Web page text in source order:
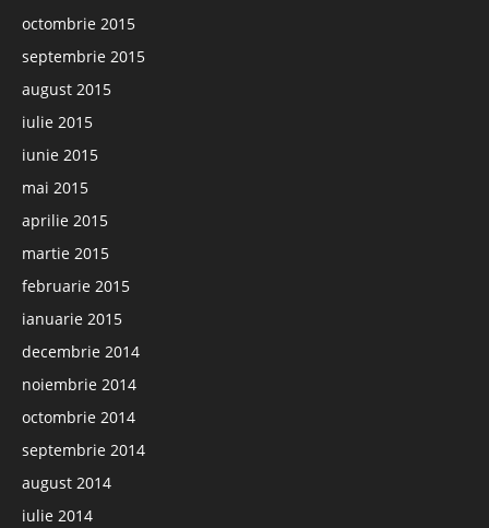
octombrie 2015
septembrie 2015
august 2015
iulie 2015
iunie 2015
mai 2015
aprilie 2015
martie 2015
februarie 2015
ianuarie 2015
decembrie 2014
noiembrie 2014
octombrie 2014
septembrie 2014
august 2014
iulie 2014